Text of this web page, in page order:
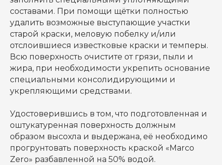
составами. При помощи щётки полностью
удалить возможные выступающие участки
старой краски, меловую побелку и/или
отслоившиеся известковые краски и темперы.
Всю поверхность очистите от грязи, пыли и
жира, при необходимости укрепить основание
специальными консолидирующими и
укрепляющими средствами.
Удостоверившись в том, что подготовленная и
оштукатуренная поверхность должным
образом высохла и выдержана, её необходимо
прогрунтовать поверхность краской «Marco
Zero» разбавленной на 50% водой.